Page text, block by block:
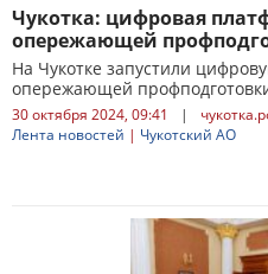
Чукотка: цифровая
опережающей
На Чукотке запустили
опережающей
30 октября 2024, 09:41 |
Лента новостей | Чукотский АО